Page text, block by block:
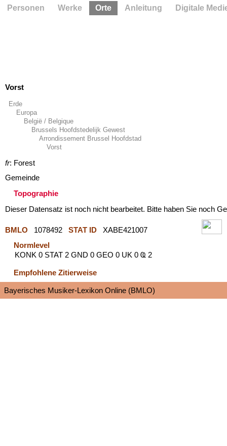
Vorst
Erde
Europa
België / Belgique
Brussels Hoofdstedelijk Gewest
Arrondissement Brussel Hoofdstad
Vorst
fr: Forest
Gemeinde
Topographie
Dieser Datensatz ist noch nicht bearbeitet. Bitte haben Sie noch
BMLO 1078492 STAT ID
XABE421007
Normlevel
KONK 0 STAT 2 GND 0 GEO 0 UK 0 Ҩ 2
Empfohlene Zitierweise
Bayerisches Musiker-Lexikon Online (BMLO)
Personen Werke Orte Anleitung Digitale